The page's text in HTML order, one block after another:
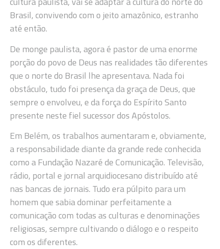
Brasil, convivendo com o jeito amazônico, estranho
até então.
De monge paulista, agora é pastor de uma enorme
porção do povo de Deus nas realidades tão diferentes
que o norte do Brasil lhe apresentava. Nada foi
obstáculo, tudo foi presença da graça de Deus, que
sempre o envolveu, e da força do Espírito Santo
presente neste fiel sucessor dos Apóstolos.
Em Belém, os trabalhos aumentaram e, obviamente,
a responsabilidade diante da grande rede conhecida
como a Fundação Nazaré de Comunicação. Televisão,
rádio, portal e jornal arquidiocesano distribuído até
nas bancas de jornais. Tudo era púlpito para um
homem que sabia dominar perfeitamente a
comunicação com todas as culturas e denominações
religiosas, sempre cultivando o diálogo e o respeito
com os diferentes.